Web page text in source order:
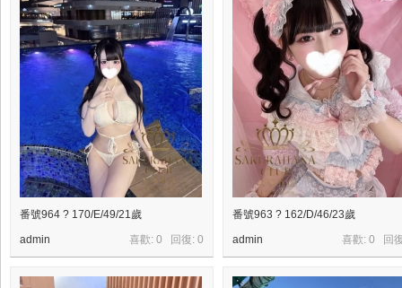
京
番號964 ? 170/E/49/21歲
喜歡: 0 回復: 0
admin
番號963 ? 162/D/46/23歲
喜歡: 0 回
admin